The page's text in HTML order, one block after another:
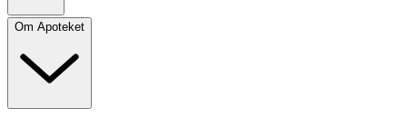
Om Apoteket